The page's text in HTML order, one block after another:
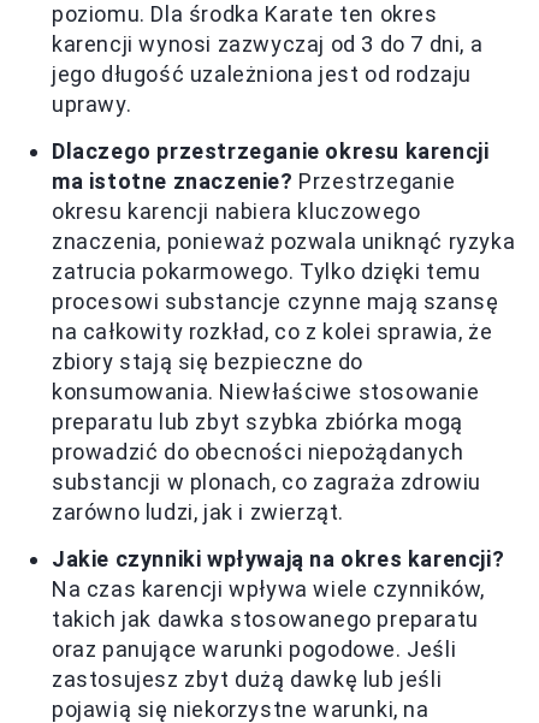
poziomu. Dla środka Karate ten okres
karencji wynosi zazwyczaj od 3 do 7 dni, a
jego długość uzależniona jest od rodzaju
uprawy.
Dlaczego przestrzeganie okresu karencji
ma istotne znaczenie? Przestrzeganie
okresu karencji nabiera kluczowego
znaczenia, ponieważ pozwala uniknąć ryzyka
zatrucia pokarmowego. Tylko dzięki temu
procesowi substancje czynne mają szansę
na całkowity rozkład, co z kolei sprawia, że
zbiory stają się bezpieczne do
konsumowania. Niewłaściwe stosowanie
preparatu lub zbyt szybka zbiórka mogą
prowadzić do obecności niepożądanych
substancji w plonach, co zagraża zdrowiu
zarówno ludzi, jak i zwierząt.
Jakie czynniki wpływają na okres karencji?
Na czas karencji wpływa wiele czynników,
takich jak dawka stosowanego preparatu
oraz panujące warunki pogodowe. Jeśli
zastosujesz zbyt dużą dawkę lub jeśli
pojawią się niekorzystne warunki, na